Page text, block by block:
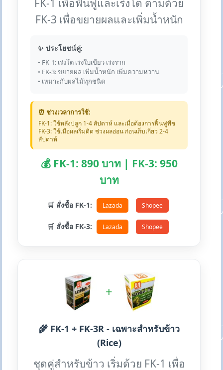
FK-1 เพื่อฟื้นฟูและเร่งโต ตามด้วย
FK-3 เพื่อขยายผลและเพิ่มน้ำหนัก
✨ ประโยชน์คู่:
• FK-1: เร่งโต เร่งใบเขียว เร่งราก
• FK-3: ขยายผล เพิ่มน้ำหนัก เพิ่มความหวาน
• เหมาะกับผลไม้ทุกชนิด
⏰ ช่วงเวลาการใช้:
FK-1: ใช้หลังปลูก 1-4 สัปดาห์ และเมื่อต้องการฟื้นฟูพืช
FK-3: ใช้เมื่อผลเริ่มติด ช่วงผลอ่อน ก่อนเก็บเกี่ยว 2-4
สัปดาห์
💰 FK-1: 890 บาท | FK-3: 950
บาท
🛒 สั่งซื้อ FK-1: Lazada Shopee
🛒 สั่งซื้อ FK-3: Lazada Shopee
+
🌾 FK-1 + FK-3R - เฉพาะสำหรับข้าว
(Rice)
ชุดคู่สำหรับข้าว เริ่มด้วย FK-1 เพื่อ